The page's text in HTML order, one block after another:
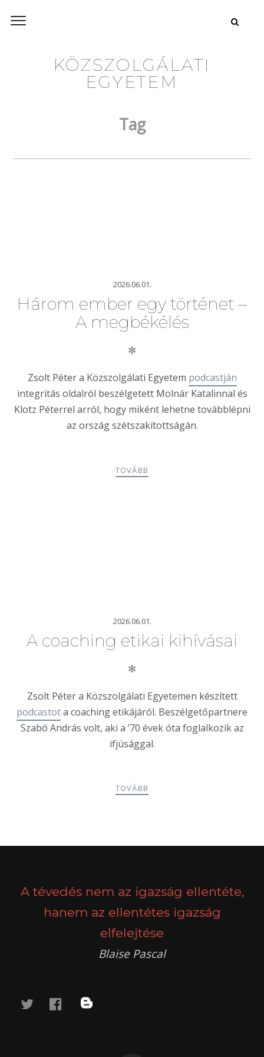
KÖZSZOLGÁLATI
EGYETEM
Tag
2026.06.01.
Három ember egy történet –
A megbékélés
✻
Zsolt Péter a Közszolgálati Egyetem podcastján
integritás oldalról beszélgetett Molnár Katalinnal és
Klotz Péterrel arról, hogy miként lehetne továbblépni
az ország szétszakítottságán.
TOVÁBB
2026.06.01.
A coaching etikai kihívásai
✻
Zsolt Péter a Közszolgálati Egyetemen készített
podcastota coaching etikájáról. Beszélgetőpartnere
Szabó András volt, aki a ’70 évek óta foglalkozik az
ifjúsággal.
TOVÁBB
A tévedés nem az igazság ellentéte,
hanem az ellentétes igazság
elfelejtése
Blaise Pascal
twitterfacebook
blog